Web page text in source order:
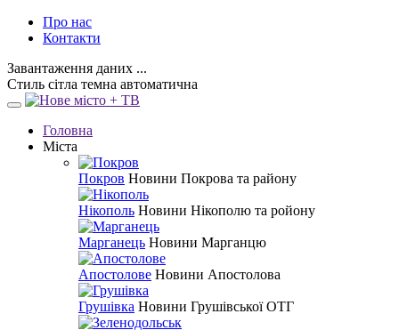
Про нас
Контакти
Завантаження даних ...
Стиль сітла темна автоматична
Головна
Міста
Покров Новини Покрова та району
Нікополь Новини Нікополю та ройону
Марганець Новини Марганцю
Апостолове Новини Апостолова
Грушівка Новини Грушівської ОТГ